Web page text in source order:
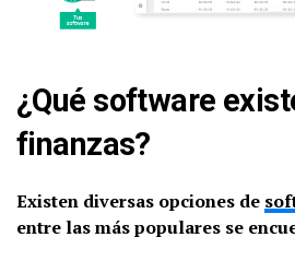
¿Qué software
finanzas?
Existen diversas opciones de
entre las más populares se